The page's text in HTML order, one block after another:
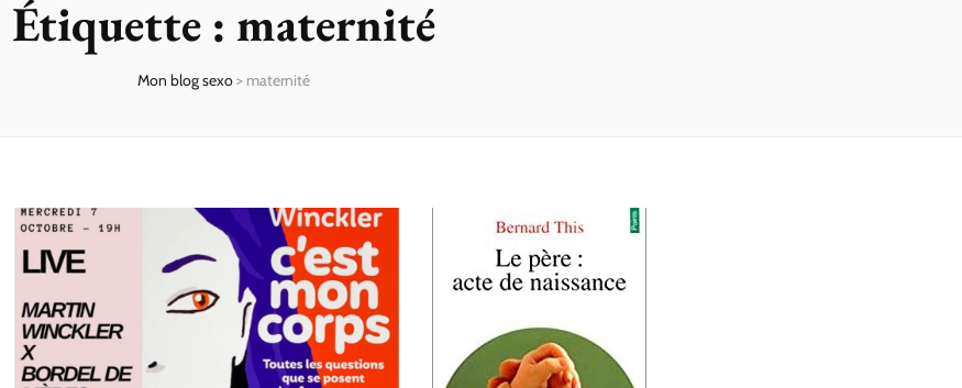
Étiquette : maternité
Mon blog sexo> maternité